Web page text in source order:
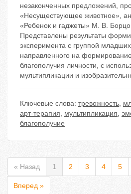
незаконченных предложений,
«Несуществующее животное»,
«Ребенок и гаджеты» М. В.
Представлены результаты
эксперимента с группой
направленного на
благополучия личности, с
мультипликации и
Ключевые слова: тревожность,
арт-терапия, мультипликация,
благополучие
« Назад 1 2 3 4 5
Вперед »